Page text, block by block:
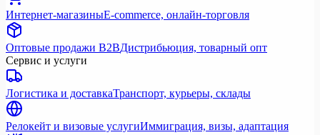
Интернет-магазиныE-commerce, онлайн-торговля
Оптовые продажи B2BДистрибьюция, товарный опт
Сервис и услуги
Логистика и доставкаТранспорт, курьеры, склады
Релокейт и визовые услугиИммиграция, визы, адаптация